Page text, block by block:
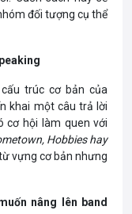
đối tượng cụ thể
trúc cơ bản của
khai một câu trả lời
cơ hội làm quen với
Hobbies hay
vựng cơ bản nhưng
nâng lên band